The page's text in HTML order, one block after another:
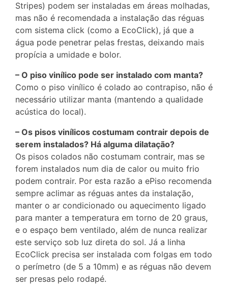
Stripes) podem ser instaladas em áreas molhadas,
mas não é recomendada a instalação das réguas
com sistema click (como a EcoClick), já que a
água pode penetrar pelas frestas, deixando mais
propícia a umidade e bolor.
– O piso vinílico pode ser instalado com manta?
Como o piso vinílico é colado ao contrapiso, não é
necessário utilizar manta (mantendo a qualidade
acústica do local).
– Os pisos vinílicos costumam contrair depois de
serem instalados? Há alguma dilatação?
Os pisos colados não costumam contrair, mas se
forem instalados num dia de calor ou muito frio
podem contrair. Por esta razão a ePiso recomenda
sempre aclimar as réguas antes da instalação,
manter o ar condicionado ou aquecimento ligado
para manter a temperatura em torno de 20 graus,
e o espaço bem ventilado, além de nunca realizar
este serviço sob luz direta do sol. Já a linha
EcoClick precisa ser instalada com folgas em todo
o perímetro (de 5 a 10mm) e as réguas não devem
ser presas pelo rodapé.